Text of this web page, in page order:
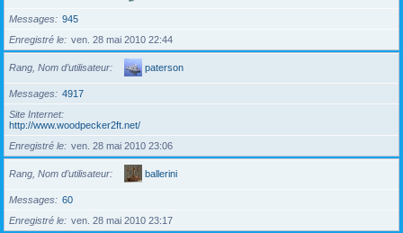
Messages
945
Enregistré le
ven. 28 mai 2010 22:44
Rang, Nom d’utilisateur paterson
Messages
4917
Site Internet
http://www.woodpecker2ft.net/
Enregistré le
ven. 28 mai 2010 23:06
Rang, Nom d’utilisateur ballerini
Messages
60
Enregistré le
ven. 28 mai 2010 23:17